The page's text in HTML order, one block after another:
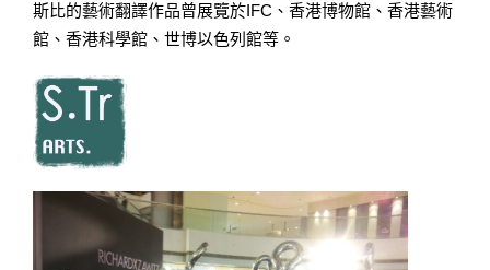
斯比的藝術翻譯作品曾展覽於IFC、香港博物館、香港藝術
館、香港科學館、世博以色列館等。